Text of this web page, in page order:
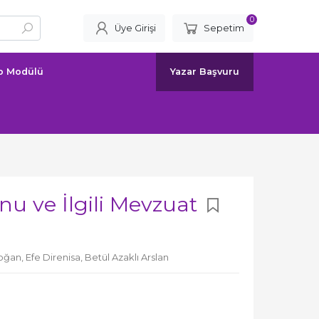
Üye Girişi Sepetim
0
Modülü Yazar Başvuru
ve İlgili Mevzuat
Efe Direnisa, Betül Azaklı Arslan